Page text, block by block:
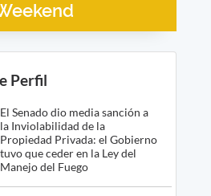
Perfil
El Senado dio media sanción a
la Inviolabilidad de la
Propiedad Privada: el Gobierno
tuvo que ceder en la Ley del
Manejo del Fuego